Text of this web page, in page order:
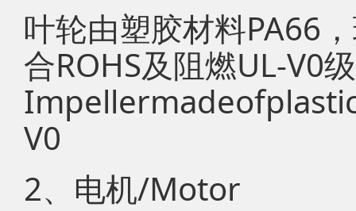
叶轮由塑胶材料PA66
合ROHS及阻燃UL-V0
V0
2、电机/Motor